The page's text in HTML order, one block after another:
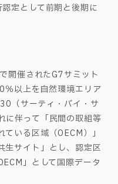
定として前期と後期に
開催されたG7サミット
以上を自然環境エリア
（サーティ・バイ・サ
に伴って「民間の取組等
いる区域（OECM）」
生サイト」とし、認定区
」として国際データ